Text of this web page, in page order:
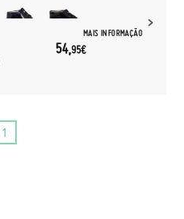
MAIS INFORMAÇÃO
54,95€
1